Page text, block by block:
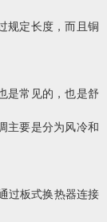
规定长度，而且铜
是常见的，也是舒
主要是分为风冷和
过板式换热器连接